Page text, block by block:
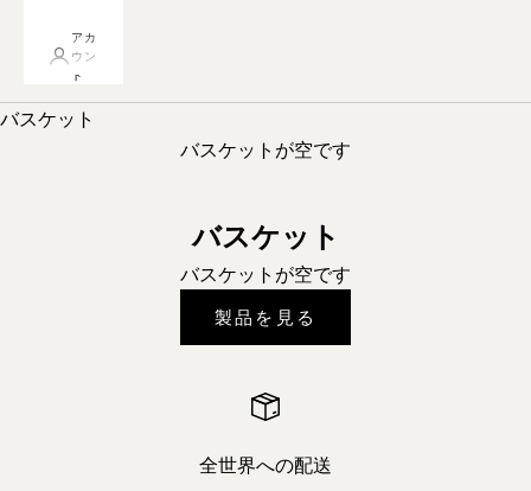
アカ
ウン
ト
バスケット
バスケットが空です
バスケット
バスケットが空です
製品を見る
全世界への配送